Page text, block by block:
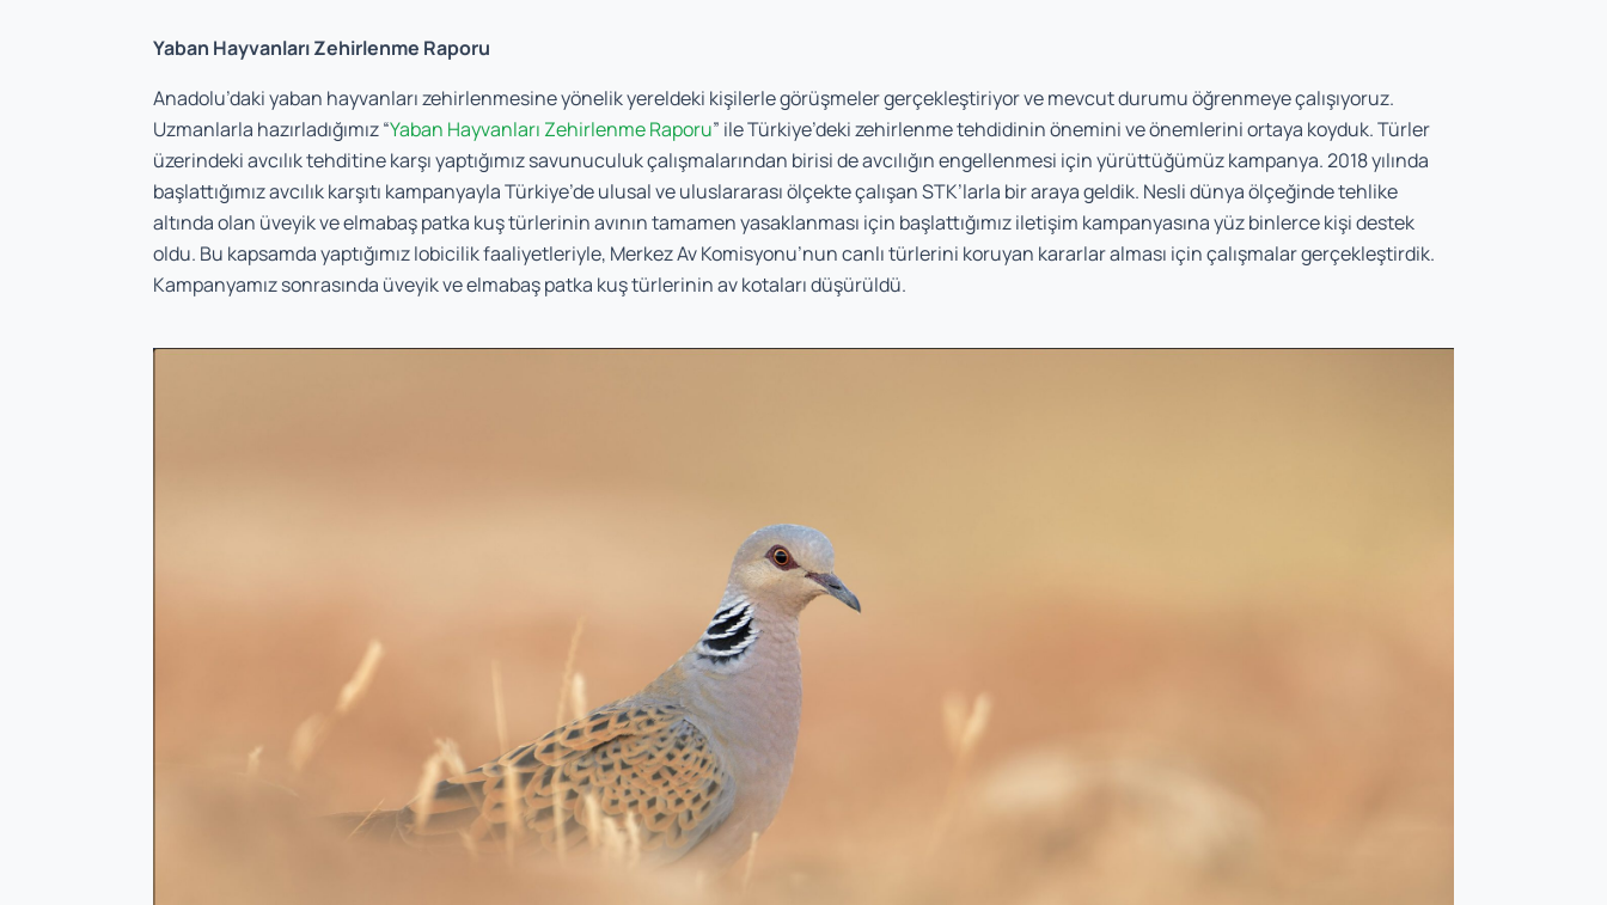
Yaban Hayvanları Zehirlenme Raporu
Anadolu’daki yaban hayvanları zehirlenmesine yönelik yereldeki kişilerle görüşmeler gerçekleştiriyor ve mevcut durumu öğrenmeye çalışıyoruz.
Uzmanlarla hazırladığımız “Yaban Hayvanları Zehirlenme Raporu” ile Türkiye’deki zehirlenme tehdidinin önemini ve önemlerini ortaya koyduk. Türler
üzerindeki avcılık tehditine karşı yaptığımız savunuculuk çalışmalarından birisi de avcılığın engellenmesi için yürüttüğümüz kampanya. 2018 yılında
başlattığımız avcılık karşıtı kampanyayla Türkiye’de ulusal ve uluslararası ölçekte çalışan STK’larla bir araya geldik. Nesli dünya ölçeğinde tehlike
altında olan üveyik ve elmabaş patka kuş türlerinin avının tamamen yasaklanması için başlattığımız iletişim kampanyasına yüz binlerce kişi destek
oldu. Bu kapsamda yaptığımız lobicilik faaliyetleriyle, Merkez Av Komisyonu’nun canlı türlerini koruyan kararlar alması için çalışmalar gerçekleştirdik.
Kampanyamız sonrasında üveyik ve elmabaş patka kuş türlerinin av kotaları düşürüldü.